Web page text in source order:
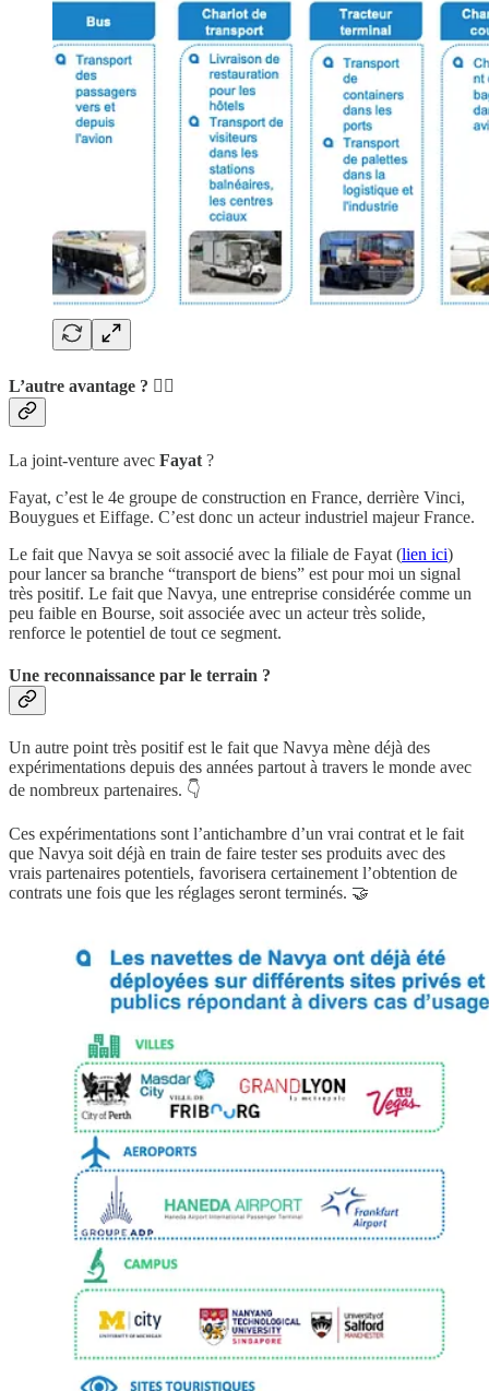
L’autre avantage ? 💁‍♂️
La joint-venture avec Fayat ?
Fayat, c’est le 4e groupe de construction en France, derrière Vinci,
Bouygues et Eiffage. C’est donc un acteur industriel majeur France.
Le fait que Navya se soit associé avec la filiale de Fayat (lien ici)
pour lancer sa branche “transport de biens” est pour moi un signal
très positif. Le fait que Navya, une entreprise considérée comme un
peu faible en Bourse, soit associée avec un acteur très solide,
renforce le potentiel de tout ce segment.
Une reconnaissance par le terrain ?
Un autre point très positif est le fait que Navya mène déjà des
expérimentations depuis des années partout à travers le monde avec
de nombreux partenaires. 👇
Ces expérimentations sont l’antichambre d’un vrai contrat et le fait
que Navya soit déjà en train de faire tester ses produits avec des
vrais partenaires potentiels, favorisera certainement l’obtention de
contrats une fois que les réglages seront terminés. 🤝